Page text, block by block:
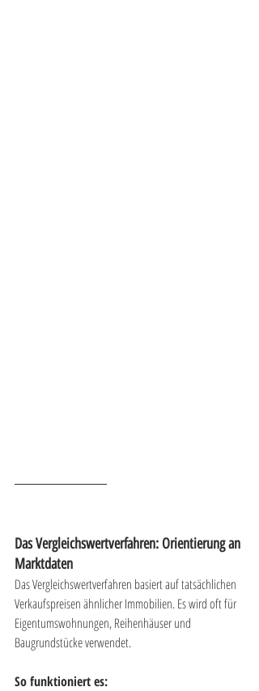
Das Vergleichswertverfahren: Orientierung an
Marktdaten
Das Vergleichswertverfahren basiert auf tatsächlichen
Verkaufspreisen ähnlicher Immobilien. Es wird oft für
Eigentumswohnungen, Reihenhäuser und
Baugrundstücke verwendet.
So funktioniert es: